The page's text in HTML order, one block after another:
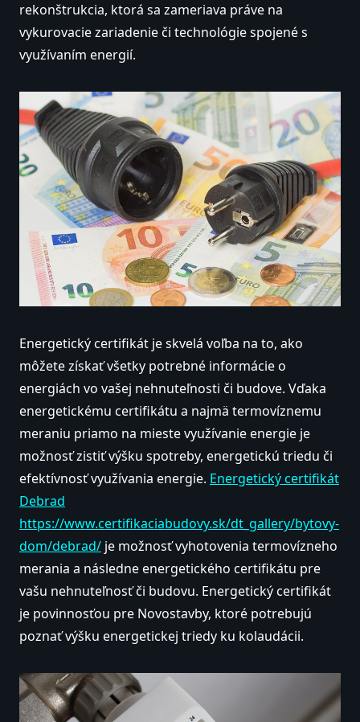
rekonštrukcia, ktorá sa zameriava práve na
vykurovacie zariadenie či technológie spojené s
využívaním energií.
Energetický certifikát je skvelá voľba na to, ako
môžete získať všetky potrebné informácie o
energiách vo vašej nehnuteľnosti či budove. Vďaka
energetickému certifikátu a najmä termovíznemu
meraniu priamo na mieste využívanie energie je
možnosť zistiť výšku spotreby, energetickú triedu či
efektívnosť využívania energie. Energetický certifikát
Debrad
https://www.certifikaciabudovy.sk/dt_gallery/bytovy-
dom/debrad/ je možnosť vyhotovenia termovízneho
merania a následne energetického certifikátu pre
vašu nehnuteľnosť či budovu. Energetický certifikát
je povinnosťou pre Novostavby, ktoré potrebujú
poznať výšku energetickej triedy ku kolaudácii.